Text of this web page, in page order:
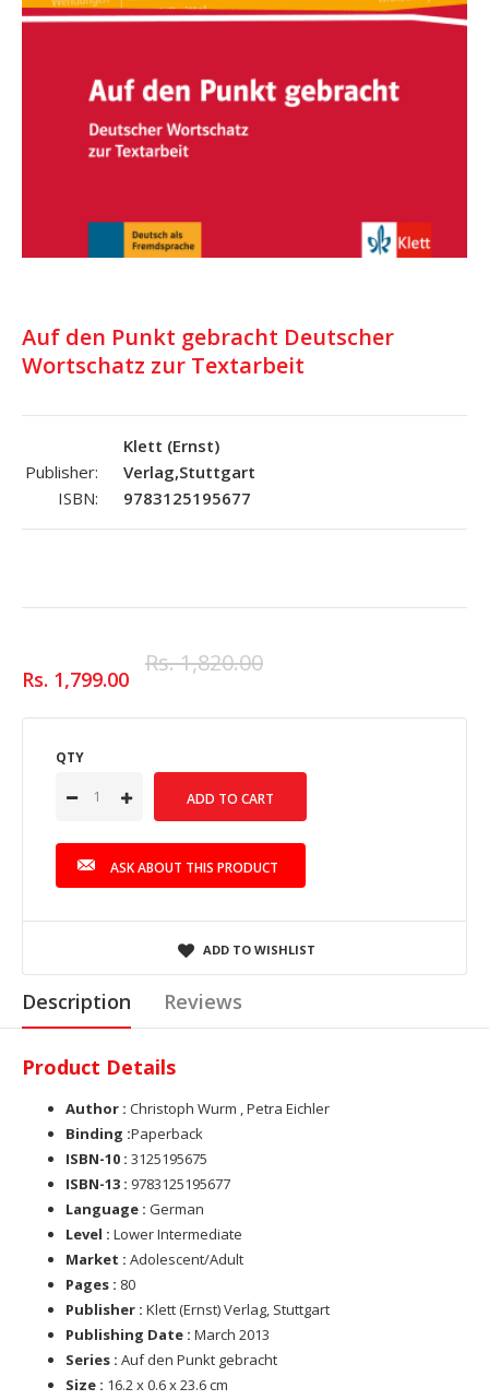
Auf den Punkt gebracht Deutscher
Wortschatz zur Textarbeit
Publisher:
Klett (Ernst)
Verlag,Stuttgart
ISBN:
9783125195677
Rs. 1,799.00
Rs. 1,820.00
QTY
ASK ABOUT THIS PRODUCT
ADD TO WISHLIST
Description Reviews
Product Details
Author : Christoph Wurm , Petra Eichler
Binding :Paperback
ISBN-10 : 3125195675
ISBN-13 : 9783125195677
Language : German
Level : Lower Intermediate
Market : Adolescent/Adult
Pages : 80
Publisher : Klett (Ernst) Verlag, Stuttgart
Publishing Date : March 2013
Series : Auf den Punkt gebracht
Size : 16.2 x 0.6 x 23.6 cm